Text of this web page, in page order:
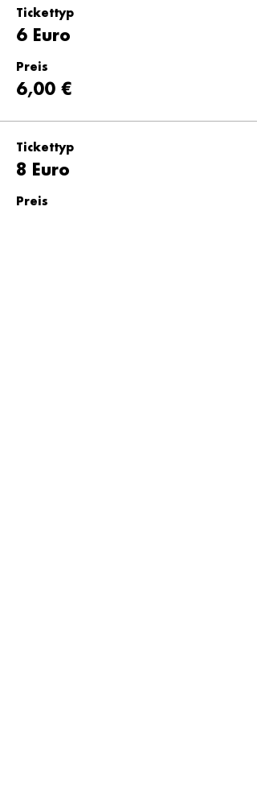
Tickettyp
6 Euro
Preis
6,00 €
Tickettyp
8 Euro
Preis